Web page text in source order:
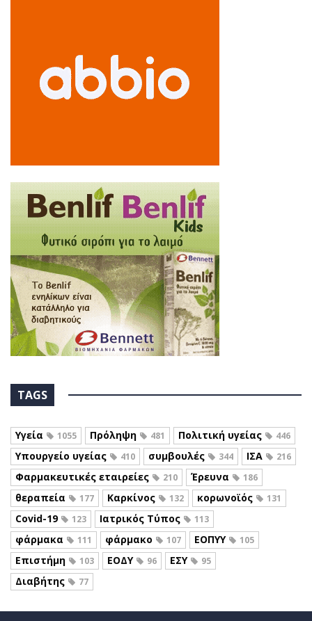
TAGS
Υγεία 1055 Πρόληψη 481 Πολιτική υγείας 446
Υπουργείο υγείας 410 συμβουλές 344 ΙΣΑ 216
Φαρμακευτικές εταιρείες 210 Έρευνα 186
θεραπεία 177 Καρκίνος 132 κορωνοϊός 131
Covid-19 123 Ιατρικός Τύπος 113
φάρμακα 111 φάρμακο 107 ΕΟΠΥΥ 105
Επιστήμη 103 ΕΟΔΥ 96 ΕΣΥ 95
Διαβήτης 77